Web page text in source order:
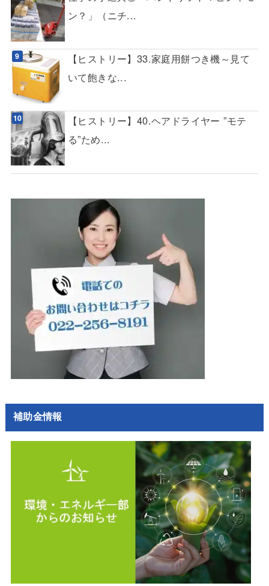
ン？」（ニチ...
【ヒストリー】33.家庭用餅つき機～見て
いて飽きな...
【ヒストリー】40.ヘアドライヤー ”モテ
る”ため...
補助金情報